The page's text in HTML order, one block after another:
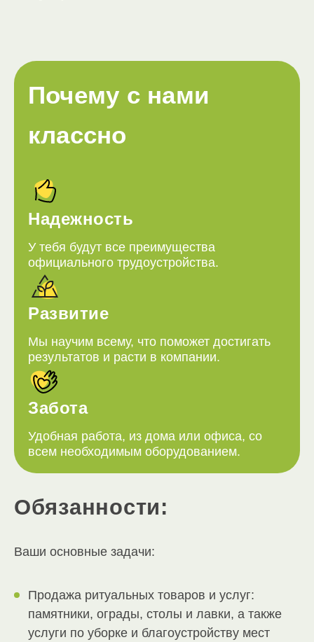
Почему с нами
классно
Надежность
У тебя будут все преимущества
официального трудоустройства.
Развитие
Мы научим всему, что поможет достигать
результатов и расти в компании.
Забота
Удобная работа, из дома или офиса, со
всем необходимым оборудованием.
Обязанности:
Ваши основные задачи:
Продажа ритуальных товаров и услуг:
памятники, ограды, столы и лавки, а также
услуги по уборке и благоустройству мест